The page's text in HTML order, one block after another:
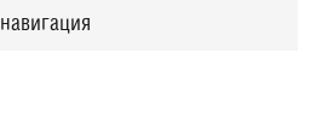
навигация